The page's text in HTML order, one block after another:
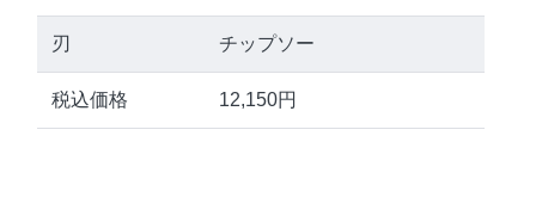
刃 チップソー
税込価格 12,150円